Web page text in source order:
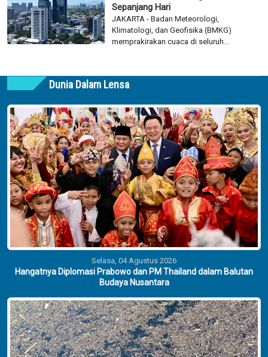
Sepanjang Hari
JAKARTA - Badan Meteorologi,
Klimatologi, dan Geofisika (BMKG)
memprakirakan cuaca di seluruh...
Dunia Dalam Lensa
Selasa, 04 Agustus 2026
Hangatnya Diplomasi Prabowo dan PM Thailand dalam Balutan
Budaya Nusantara